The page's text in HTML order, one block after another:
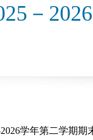
－
学年第二学期期